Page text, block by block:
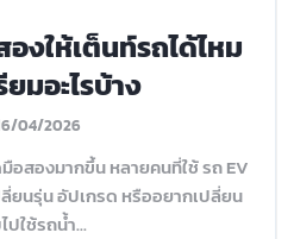
งให้เต็นท์รถได้ไหม
มอะไรบ้าง
04/2026
อสองมากขึ้น หลายคนที่ใช้ รถ EV
ยนรุ่น อัปเกรด หรืออยากเปลี่ยน
ปใช้รถน้ำ...